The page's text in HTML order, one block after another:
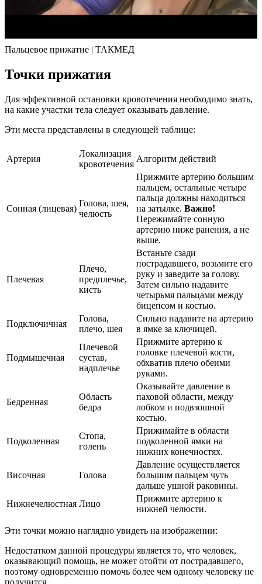
Пальцевое прижатие | ТАКМЕД
Точки прижатия
Для эффективной остановки кровотечения необходимо знать,
на какие участки тела следует оказывать давление.
Эти места представлены в следующей таблице:
Артерия
Локализация
кровотечения
Алгоритм действий
Сонная (лицевая)
Голова, шея,
челюсть
Прижмите артерию большим
пальцем, остальные четыре
пальца должны находиться
на затылке. Важно!
Пережимайте сонную
артерию ниже ранения, а не
выше.
Плечевая
Плечо,
предплечье,
кисть
Встаньте сзади
пострадавшего, возьмите его
руку и заведите за голову.
Затем сильно надавите
четырьмя пальцами между
бицепсом и костью.
Подключичная
Голова,
плечо, шея
Сильно надавите на артерию
в ямке за ключицей.
Подмышечная
Плечевой
сустав,
надплечье
Прижмите артерию к
головке плечевой кости,
обхватив плечо обеими
руками.
Бедренная
Область
бедра
Оказывайте давление в
паховой области, между
лобком и подвзошной
костью.
Подколенная
Стопа,
голень
Прижимайте в области
подколенной ямки на
нижних конечностях.
Височная Голова
Давление осуществляется
большим пальцем чуть
дальше ушной раковины.
Нижнечелюстная Лицо
Прижмите артерию к
нижней челюсти.
Эти точки можно наглядно увидеть на изображении:
Недостатком данной процедуры является то, что человек,
оказывающий помощь, не может отойти от пострадавшего,
поэтому одновременно помочь более чем одному человеку не
получится.